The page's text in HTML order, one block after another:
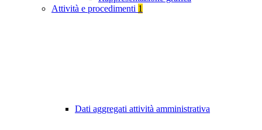
Attività e procedimenti 1
Dati aggregati attività amministrativa